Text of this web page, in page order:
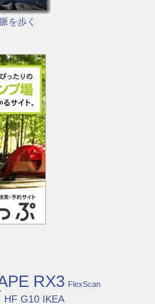
を歩く
RX3 FlexScan
HF G10 IKEA